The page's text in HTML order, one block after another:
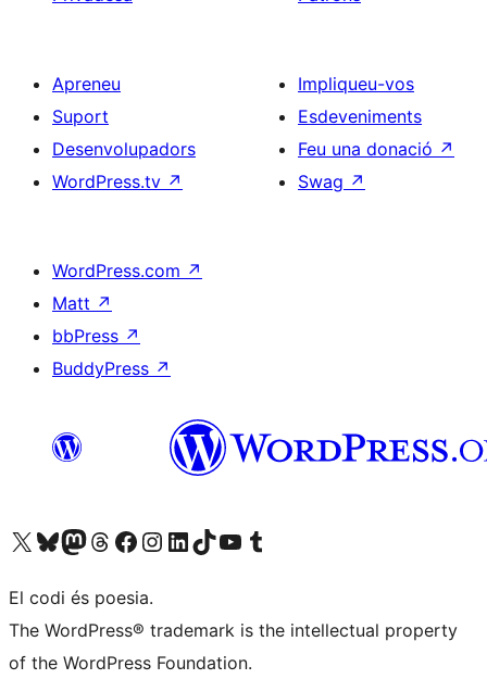
Apreneu
Suport
Desenvolupadors
WordPress.tv ↗
Impliqueu-vos
Esdeveniments
Feu una donació ↗
Swag ↗
WordPress.com ↗
Matt ↗
bbPress ↗
BuddyPress ↗
Visiteu el nostre compte X (abans Twitter)
Visiteu el nostre compte de Bluesky
Visiteu el nostre compte al Mastodon
Visiteu el nostre compte de Threads
Visiteu la nostra pàgina al Facebook
Visiteu el nostre compte d'Instagram
Visiteu el nostre compte de LinkedIn
Visiteu el nostre compte de TikTok
Visiteu el nostre canal al YouTube
Visiteu el nostre compte de Tumblr
El codi és poesia.
The WordPress® trademark is the intellectual property
of the WordPress Foundation.